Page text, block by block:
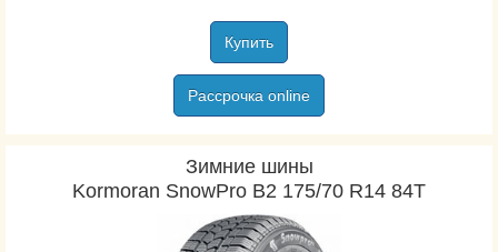
Купить
Рассрочка online
Зимние шины
Kormoran SnowPro B2 175/70 R14 84T